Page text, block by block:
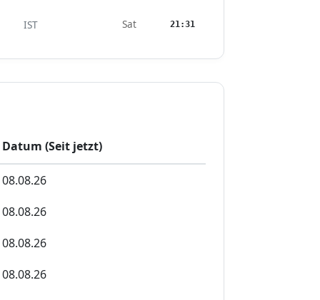
IST Sat 21:31
Datum (Seit jetzt)
08.08.26
08.08.26
08.08.26
08.08.26